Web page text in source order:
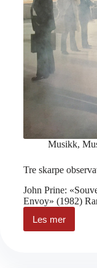
Musikk,
Tre skarpe
John Prine:
Envoy» (1982)
Les mer
Tre
skarpe